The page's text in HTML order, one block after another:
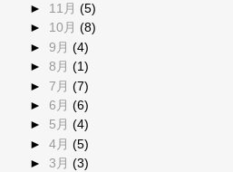
► 11月(5)
► 10月(8)
►9月(4)
►8月(1)
►7月(7)
►6月(6)
► 5月(4)
►4月(5)
► 3月(3)